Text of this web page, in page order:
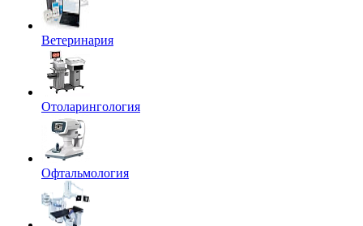
Ветеринария
Отоларингология
Офтальмология